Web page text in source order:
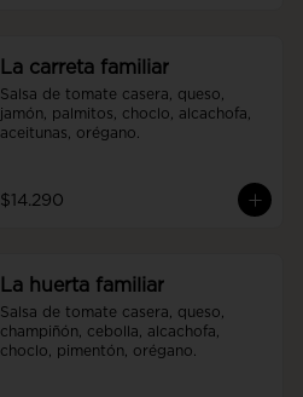
La carreta familiar
Salsa de tomate casera, queso,
jamón, palmitos, choclo, alcachofa,
aceitunas, orégano.
$14.290
La huerta familiar
Salsa de tomate casera, queso,
champiñón, cebolla, alcachofa,
choclo, pimentón, orégano.